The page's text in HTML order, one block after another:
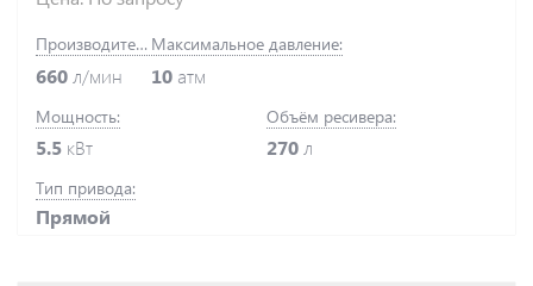
Производительность:
660 л/мин
Максимальное давление:
10 атм
Мощность:
5.5 кВт
Объём ресивера:
270л
Тип привода:
Прямой